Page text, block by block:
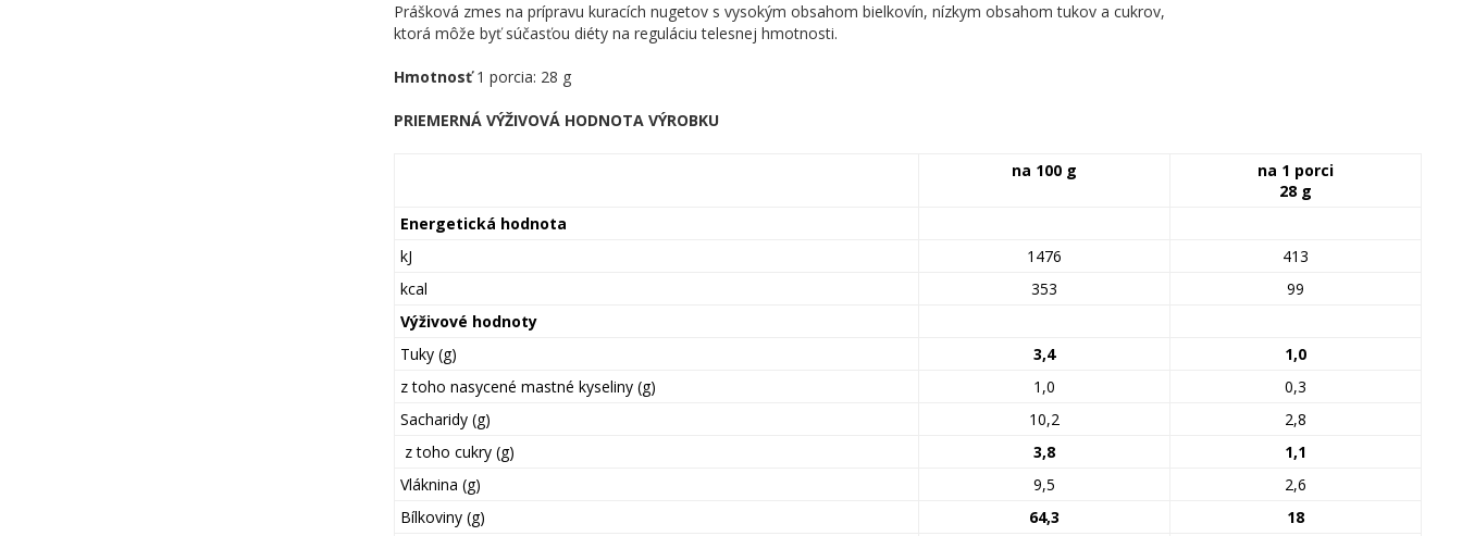
Prášková zmes na prípravu kuracích nugetov s vysokým obsahom bielkovín, nízkym obsahom tukov a cukrov,
ktorá môže byť súčasťou diéty na reguláciu telesnej hmotnosti.
Hmotnosť1 porcia: 28 g
PRIEMERNÁ VÝŽIVOVÁ HODNOTA VÝROBKU
na 100 g
na 1 porci
28 g
Energetická hodnota
kJ
1476
413
kcal
353
99
Výživové hodnoty
Tuky (g)
3,4
1,0
z toho nasycené mastné kyseliny (g)
1,0
0,3
Sacharidy (g)
10,2
2,8
z toho cukry (g)
3,8
1,1
Vláknina (g)
9,5
2,6
Bílkoviny (g)
64,3
18